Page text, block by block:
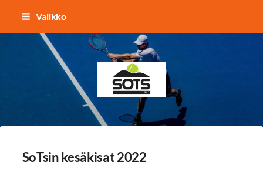
Siirry
sisältöön
Valikko
Sotkamon Tennisseura
SoTsin kesäkisat 2022